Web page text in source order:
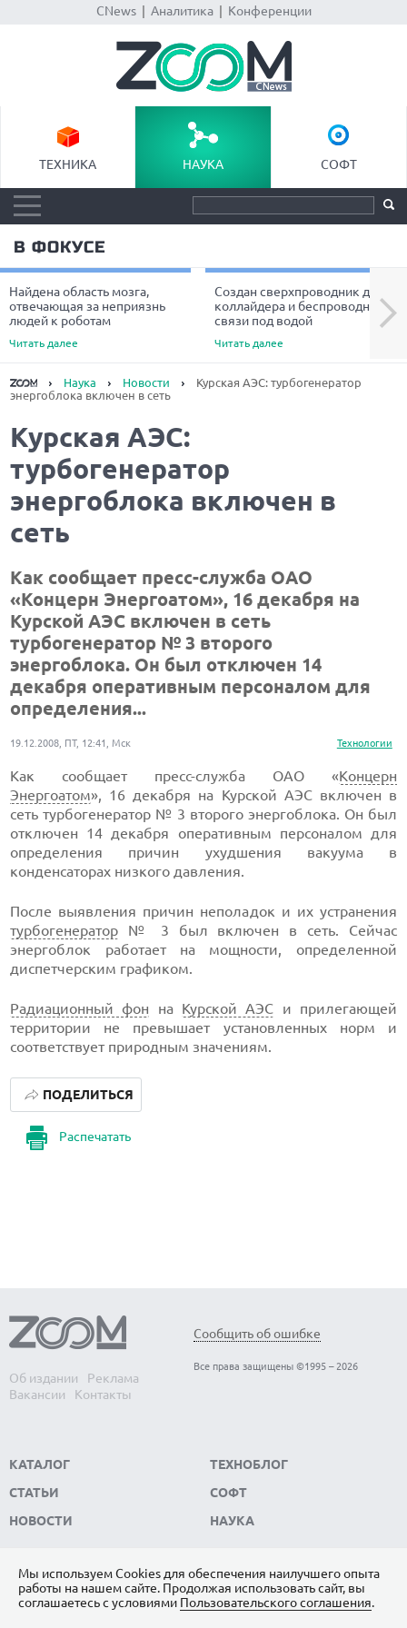
CNews| Аналитика| Конференции
ТЕХНИКА НАУКА СОФТ
В ФОКУСЕ
Найдена область мозга,
отвечающая за неприязнь
людей к роботам
Читать далее
Создан сверхпроводник для
коллайдера и беспроводной
связи под водой
Читать далее
Next
Наука Новости
Курская АЭС: турбогенератор
энергоблока включен в сеть
Курская АЭС:
турбогенератор
энергоблока включен в
сеть
Как сообщает пресс-служба ОАО
«Концерн Энергоатом», 16 декабря на
Курской АЭС включен в сеть
турбогенератор № 3 второго
энергоблока. Он был отключен 14
декабря оперативным персоналом для
определения...
Технологии
19.12.2008, ПТ, 12:41, Мск
Как сообщает пресс-служба ОАО «Концерн
Энергоатом», 16 декабря на Курской АЭС включен в
сеть турбогенератор № 3 второго энергоблока. Он был
отключен 14 декабря оперативным персоналом для
определения причин ухудшения вакуума в
конденсаторах низкого давления.
После выявления причин неполадок и их устранения
турбогенератор № 3 был включен в сеть. Сейчас
энергоблок работает на мощности, определенной
диспетчерским графиком.
Радиационный фон на Курской АЭС и прилегающей
территории не превышает установленных норм и
соответствует природным значениям.
Распечатать
ПОДЕЛИТЬСЯ
Об издании
Реклама
Вакансии
Контакты
Сообщить об ошибке
Все права защищены ©1995 – 2026
КАТАЛОГ
СТАТЬИ
НОВОСТИ
ТЕХНОБЛОГ
СОФТ
НАУКА
ПОДПИШИТЕСЬ НА НАС
Мы используем Сookies для обеспечения наилучшего опыта
работы на нашем сайте. Продолжая использовать сайт, вы
соглашаетесь с условиями Пользовательского соглашения.